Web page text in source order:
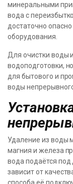
минеральными
вода с
достаточно
оборудования.
Для очистки воды
водоподготовки,
для бытового и
воды
Удаление из воды
магния и железа
вода подаётся
зависит от